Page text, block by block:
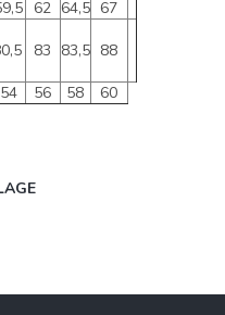
62 64,5 67
83 83,5 88
54 56 58 60